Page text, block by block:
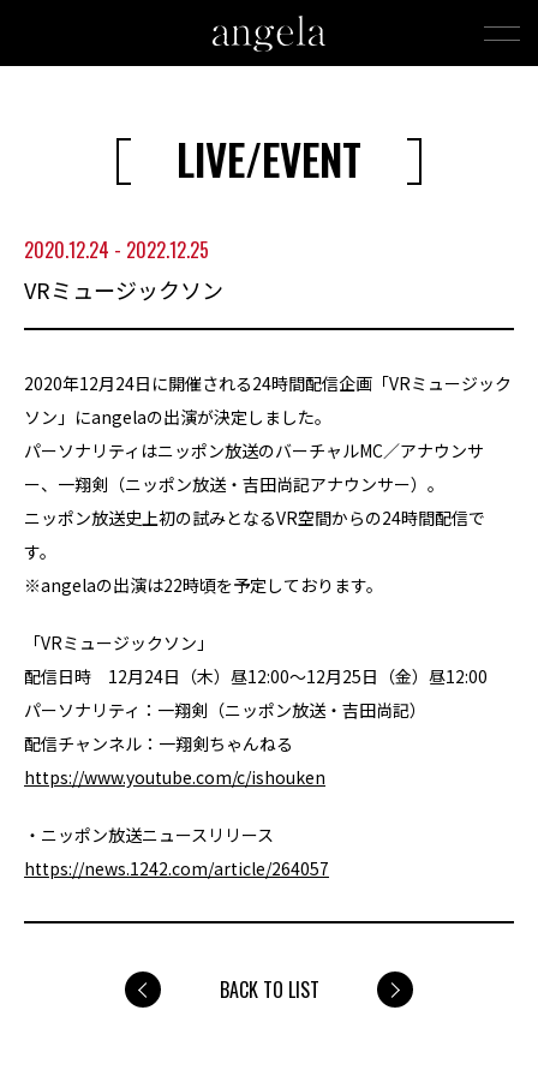
LIVE/EVENT
2020.12.24 - 2022.12.25
VRミュージックソン
2020年12月24日に開催される24時間配信企画「VRミュージック
ソン」にangelaの出演が決定しました。
パーソナリティはニッポン放送のバーチャルMC／アナウンサ
ー、一翔剣（ニッポン放送・吉田尚記アナウンサー）。
ニッポン放送史上初の試みとなるVR空間からの24時間配信で
す。
※angelaの出演は22時頃を予定しております。
「VRミュージックソン」
配信日時 12月24日（木）昼12:00～12月25日（金）昼12:00
パーソナリティ：一翔剣（ニッポン放送・吉田尚記）
配信チャンネル：一翔剣ちゃんねる
https://www.youtube.com/c/ishouken
・ニッポン放送ニュースリリース
https://news.1242.com/article/264057
BACK TO LIST